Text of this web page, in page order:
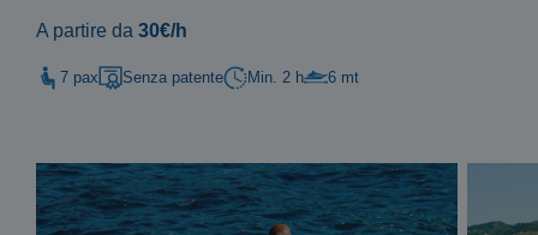
A partire da30€/h
7 pax Senza patente Min. 2 h 6 mt